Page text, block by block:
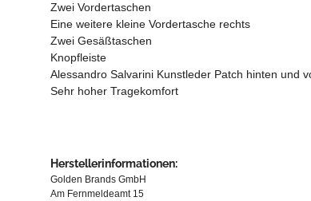
Zwei Vordertaschen
Eine weitere kleine Vordertasche rechts
Zwei Gesäßtaschen
Knopfleiste
Alessandro Salvarini Kunstleder Patch hinten und
Sehr hoher Tragekomfort
Herstellerinformationen:
Golden Brands GmbH
Am Fernmeldeamt 15